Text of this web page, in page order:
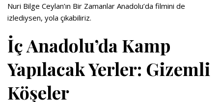
Nuri Bilge Ceylan’ın Bir Zamanlar Anadolu’da filmini de
izlediysen, yola çıkabiliriz.
İç Anadolu’da Kamp
Yapılacak Yerler: Gizemli
Köşeler